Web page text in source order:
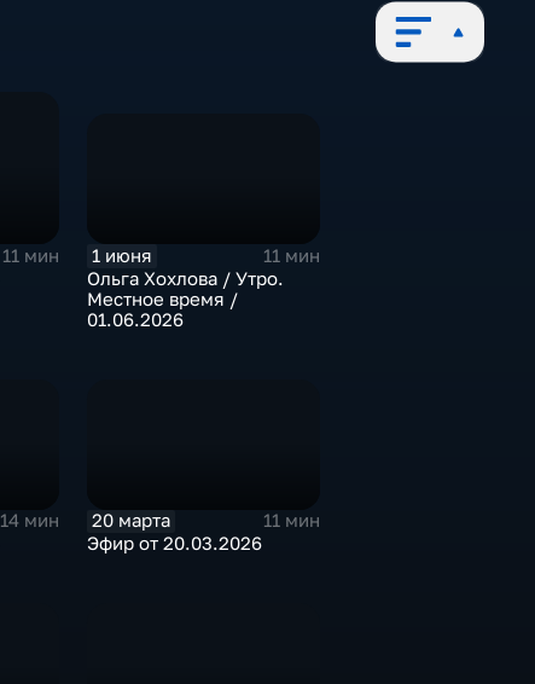
11 мин
1 июня
11 мин
Ольга Хохлова / Утро.
Местное время /
01.06.2026
14 мин
20 марта
11 мин
Эфир от 20.03.2026